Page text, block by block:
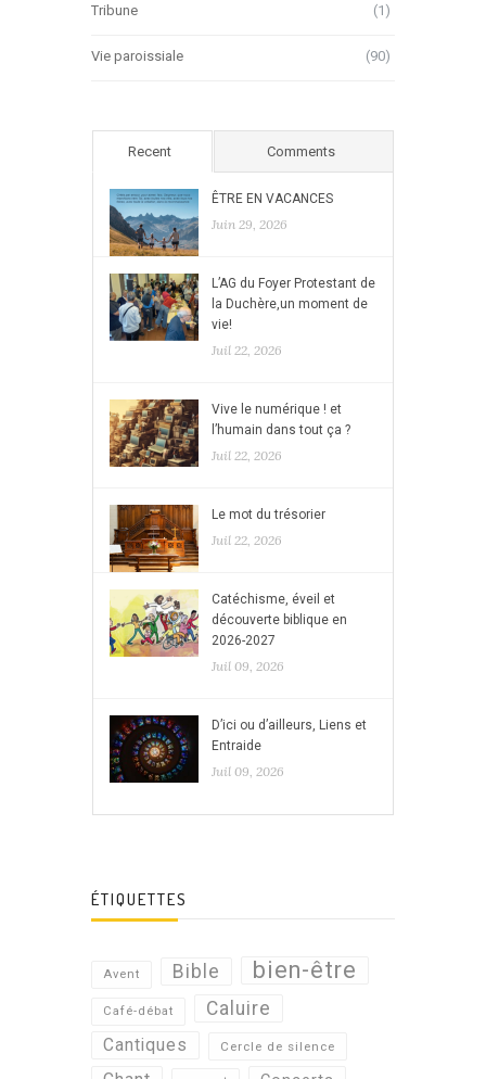
Tribune (1)
Vie paroissiale (90)
Recent Comments
ÊTRE EN VACANCES
Juin 29, 2026
L’AG du Foyer Protestant de
la Duchère,un moment de
vie!
Juil 22, 2026
Vive le numérique ! et
l’humain dans tout ça ?
Juil 22, 2026
Le mot du trésorier
Juil 22, 2026
Catéchisme, éveil et
découverte biblique en
2026-2027
Juil 09, 2026
D’ici ou d’ailleurs, Liens et
Entraide
Juil 09, 2026
ÉTIQUETTES
Avent Bible bien-être
Café-débat Caluire
Cantiques Cercle de silence